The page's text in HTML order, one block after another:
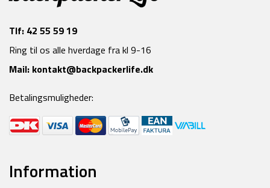
Tlf: 42 55 59 19
Ring til os alle hverdage fra kl 9-16
Mail: kontakt@backpackerlife.dk
Betalingsmuligheder:
Information